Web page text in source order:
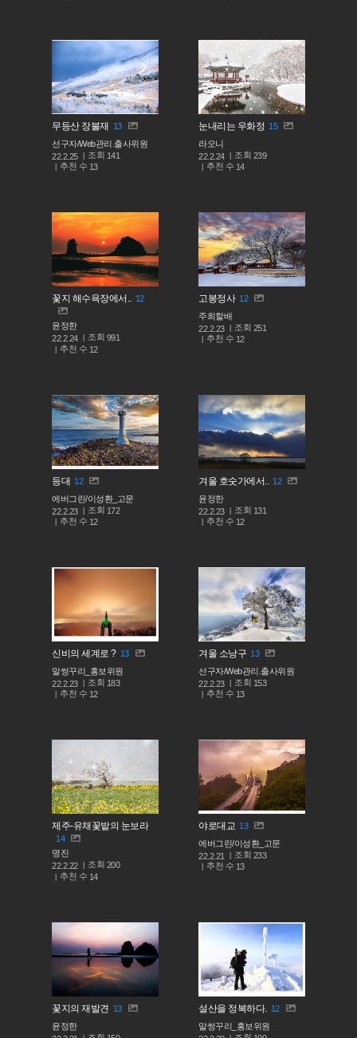
무등산 장불재
13
선구자/Web관리.출사위원
22.2.25
조회 141
추천 수 13
눈내리는 우화정 15
라오니
22.2.24
조회 239
추천 수 14
꽃지 해수욕장에서.. 12
윤정한
22.2.24
조회 991
추천 수 12
고봉정사 12
주희할배
22.2.23
조회 251
추천 수 12
등대 12
에버그린/이성환_고문
22.2.23
조회 172
추천 수 12
겨울 호숫가에서.. 12
윤정한
22.2.23
조회 131
추천 수 12
신비의 세계로 ? 13
말썽꾸리_홍보위원
22.2.23
조회 183
추천 수 12
겨울 소낭구 13
선구자/Web관리.출사위원
22.2.23
조회 153
추천 수 13
제주-유채꽃밭의 눈보라
14
명진
22.2.22
조회 200
추천 수 14
야로대교 13
에버그린/이성환_고문
22.2.21
조회 233
추천 수 13
꽃지의 재발견
13
윤정한
설산을 정복하다. 12
말썽꾸리_홍보위원